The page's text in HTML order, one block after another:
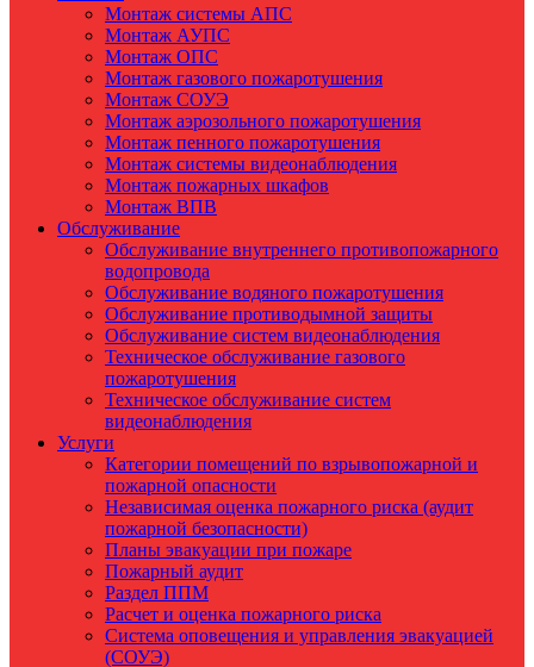
Монтаж системы АПС
Монтаж АУПС
Монтаж ОПС
Монтаж газового пожаротушения
Монтаж СОУЭ
Монтаж аэрозольного пожаротушения
Монтаж пенного пожаротушения
Монтаж системы видеонаблюдения
Монтаж пожарных шкафов
Монтаж ВПВ
Обслуживание
Обслуживание внутреннего противопожарного
водопровода
Обслуживание водяного пожаротушения
Обслуживание противодымной защиты
Обслуживание систем видеонаблюдения
Техническое обслуживание газового
пожаротушения
Техническое обслуживание систем
видеонаблюдения
Услуги
Категории помещений по взрывопожарной и
пожарной опасности
Независимая оценка пожарного риска (аудит
пожарной безопасности)
Планы эвакуации при пожаре
Пожарный аудит
Раздел ППМ
Расчет и оценка пожарного риска
Система оповещения и управления эвакуацией
(СОУЭ)